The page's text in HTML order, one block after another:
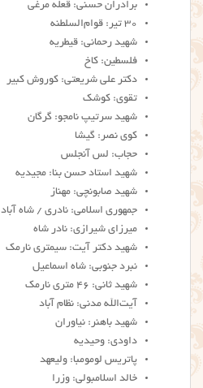
برادران حسنی: قعله مرغی
۳۰ تیر: قوام‌السلطنه
شهید رحمانی: قیطریه
فلسطین: کاخ
دکتر علی شریعتی: کوروش کبیر
تقوی: کوشک
شهید سرتیپ نامجو: گرگان
کوی نصر: گیشا
حجاب: لس آنجلس
شهید استاد حسن بنا: مجیدیه
شهید صابونچی: مهناز
جمهوری اسلامی: نادری / شاه آباد
میرزای شیرازی: نادر شاه
شهید دکتر آیت: سیمتری نارمک
نبرد جنوبی: شاه اسماعیل
شهید ثانی: ۴۶ متری نارمک
آیت‌الله مدنی: نظام آباد
شهید باهنر: نیاوران
داودی: وحیدیه
پاتریس لومومبا: ولیعهد
خالد اسلامبولی: وزرا